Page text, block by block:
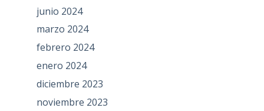
junio 2024
marzo 2024
febrero 2024
enero 2024
diciembre 2023
noviembre 2023